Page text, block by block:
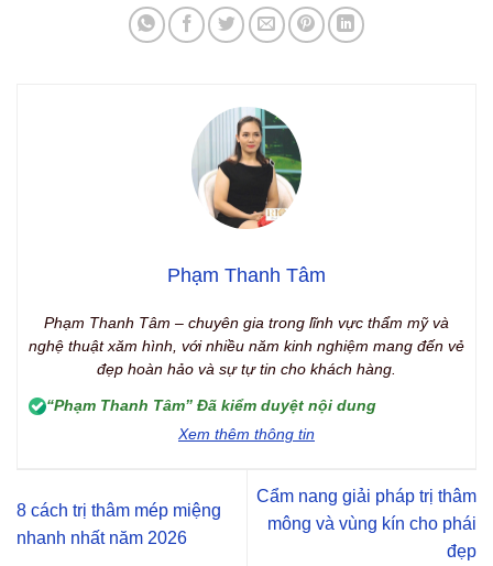
Phạm Thanh Tâm
Phạm Thanh Tâm – chuyên gia trong lĩnh vực thẩm mỹ và
nghệ thuật xăm hình, với nhiều năm kinh nghiệm mang đến vẻ
đẹp hoàn hảo và sự tự tin cho khách hàng.
“Phạm Thanh Tâm” Đã kiểm duyệt nội dung
Xem thêm thông tin
8 cách trị thâm mép miệng
nhanh nhất năm 2026
Cẩm nang giải pháp trị thâm
mông và vùng kín cho phái
đẹp